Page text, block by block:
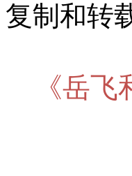
复制和转
《岳